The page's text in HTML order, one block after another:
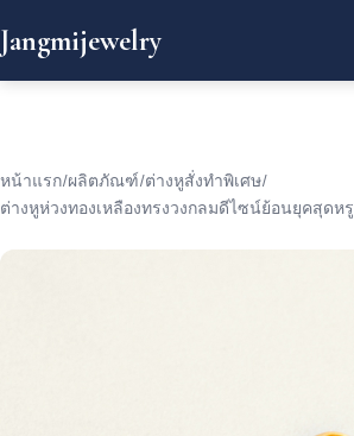
Jangmijewelry
หน้าแรก/ผลิตภัณฑ์/ต่างหูสั่งทำพิเศษ/
ต่างหูห่วงทองเหลืองทรงวงกลมดีไซน์ย้อนยุคสุดหรู